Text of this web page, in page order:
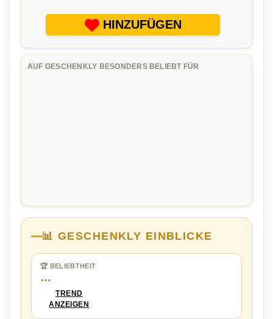
HINZUFÜGEN
AUF GESCHENKLY BESONDERS BELIEBT FÜR
📊 GESCHENKLY EINBLICKE
🏆 BELIEBTHEIT
…
TREND
ANZEIGEN